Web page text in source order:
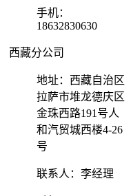
手机：
18632830630
西藏分公司
地址：西藏自治区
拉萨市堆龙德庆区
金珠西路191号人
和汽贸城西楼4-26
号
联系人：李经理